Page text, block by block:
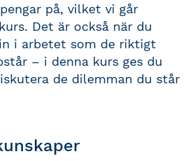
på, vilket vi går
Det är också när du
i arbetet som de riktigt
– i denna kurs ges du
de dilemman du står